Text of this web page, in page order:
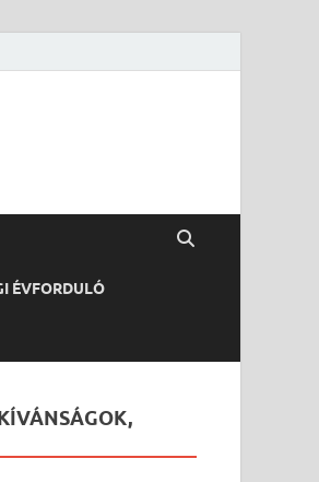
ÉVFORDULÓ